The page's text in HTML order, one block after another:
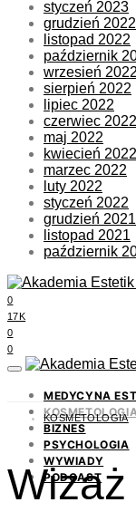
styczeń 2023
grudzień 2022
listopad 2022
październik
wrzesień 2022
sierpień 2022
lipiec 2022
czerwiec 2022
maj 2022
kwiecień 2022
marzec 2022
luty 2022
styczeń 2022
grudzień 2021
listopad 2021
październik
0
17K
0
0
MEDYCYNA
BIZNES
PSYCHOLOGIA
WYWIADY
PODCAST
KOSMETOLOGIA